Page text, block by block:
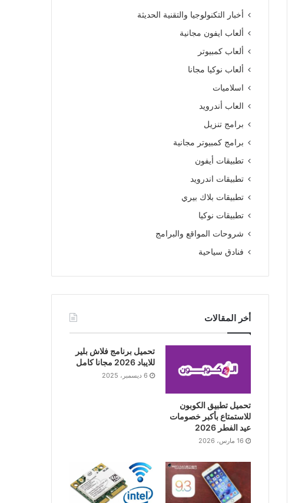
أخبار التكنولوجيا والتقنية الحديثة
ألعاب ايفون مجانية
ألعاب كمبيوتر
ألعاب نوكيا مجانا
اسلاميات
العاب أندرويد
برامج تنزيل
برامج كمبيوتر مجانية
تطبيقات أيفون
تطبيقات اندرويد
تطبيقات بلاك بيري
تطبيقات نوكيا
شروحات المواقع والبرامج
فنادق سياحية
أخر المقالات
تحميل تطبيق الكوبون
للاستمتاع بأكبر خصومات
عيد الفطر 2026
16 مارس، 2026
تحميل برنامج فلاش بلير
للايباد 2026 مجانا كامل
6 ديسمبر، 2025